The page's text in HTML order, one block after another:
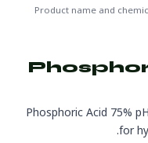
Product name and
Phosphoric Acid 75%
for